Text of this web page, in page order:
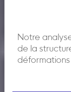
Notre
de la